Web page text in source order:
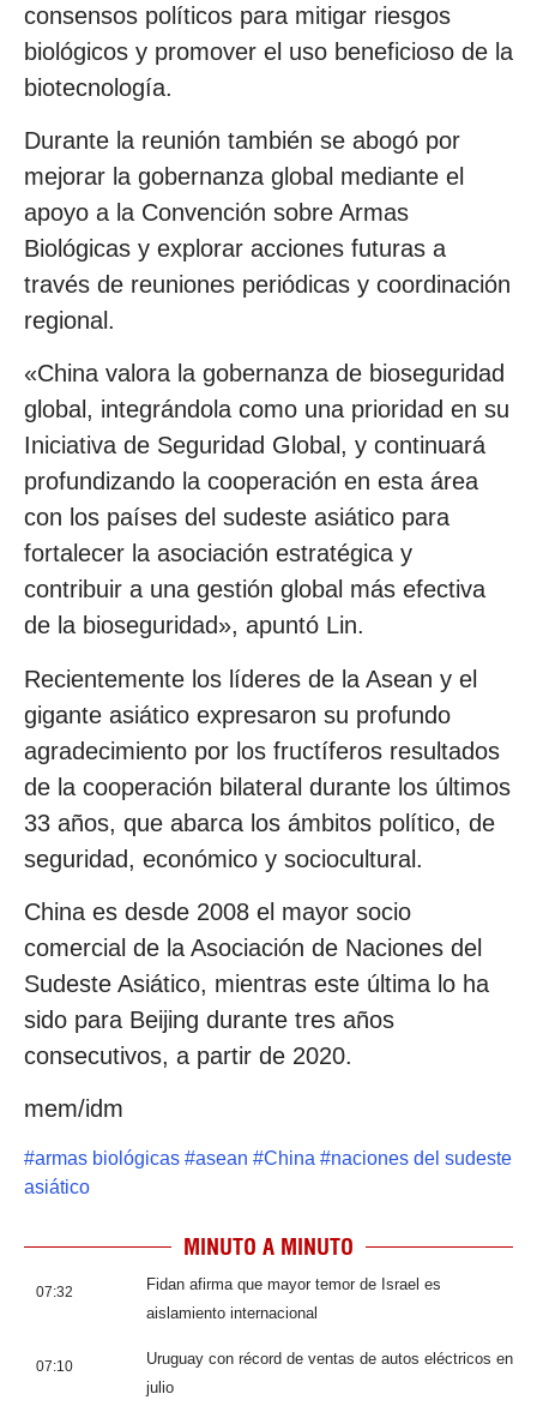
consensos políticos para mitigar riesgos
biológicos y promover el uso beneficioso de la
biotecnología.
Durante la reunión también se abogó por
mejorar la gobernanza global mediante el
apoyo a la Convención sobre Armas
Biológicas y explorar acciones futuras a
través de reuniones periódicas y coordinación
regional.
«China valora la gobernanza de bioseguridad
global, integrándola como una prioridad en su
Iniciativa de Seguridad Global, y continuará
profundizando la cooperación en esta área
con los países del sudeste asiático para
fortalecer la asociación estratégica y
contribuir a una gestión global más efectiva
de la bioseguridad», apuntó Lin.
Recientemente los líderes de la Asean y el
gigante asiático expresaron su profundo
agradecimiento por los fructíferos resultados
de la cooperación bilateral durante los últimos
33 años, que abarca los ámbitos político, de
seguridad, económico y sociocultural.
China es desde 2008 el mayor socio
comercial de la Asociación de Naciones del
Sudeste Asiático, mientras este última lo ha
sido para Beijing durante tres años
consecutivos, a partir de 2020.
mem/idm
#armas biológicas #asean #China #naciones del sudeste
asiático
MINUTO A MINUTO
07:32
Fidan afirma que mayor temor de Israel es
aislamiento internacional
07:10
Uruguay con récord de ventas de autos eléctricos en
julio